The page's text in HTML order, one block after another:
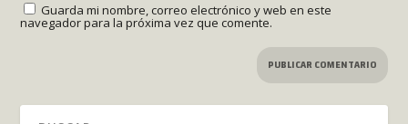
Guarda mi nombre, correo electrónico y web en este
navegador para la próxima vez que comente.